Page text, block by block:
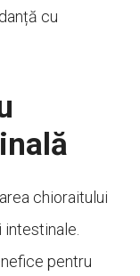
cu
chioraitului
pentru